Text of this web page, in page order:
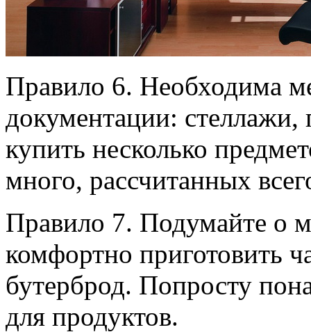
Правило 6. Необходима
документации:
купить несколько
много, рассчитанных
Правило 7. Подумайте о
комфортно приготовить
бутерброд. Попросту
для продуктов.